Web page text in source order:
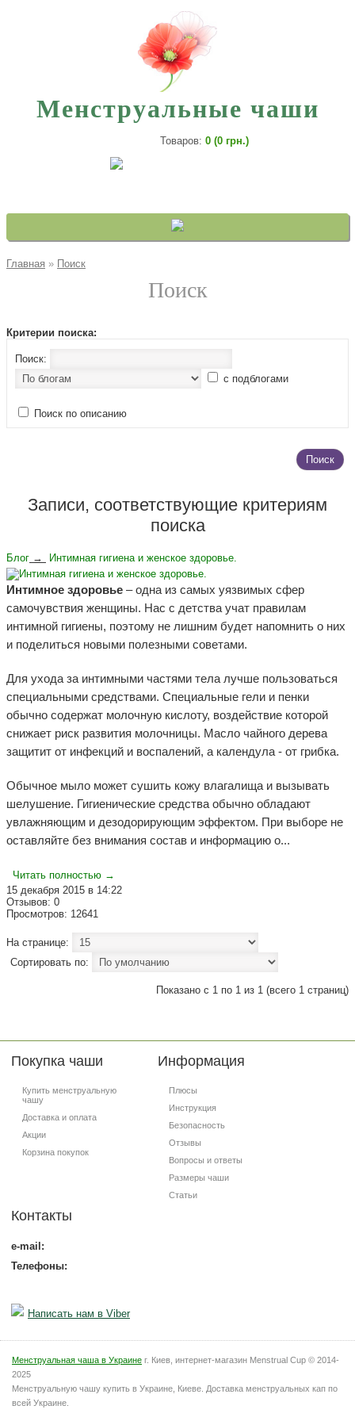
Менструальные чаши
Товаров: 0 (0 грн.)
Главная » Поиск
Поиск
Критерии поиска:
Поиск:
с подблогами
Поиск по описанию
Поиск
Записи, соответствующие критериям
поиска
Блог → Интимная гигиена и женское здоровье.
Интимное здоровье – одна из самых уязвимых сфер
самочувствия женщины. Нас с детства учат правилам
интимной гигиены, поэтому не лишним будет напомнить о них
и поделиться новыми полезными советами.
Для ухода за интимными частями тела лучше пользоваться
специальными средствами. Специальные гели и пенки
обычно содержат молочную кислоту, воздействие которой
снижает риск развития молочницы. Масло чайного дерева
защитит от инфекций и воспалений, а календула - от грибка.
Обычное мыло может сушить кожу влагалища и вызывать
шелушение. Гигиенические средства обычно обладают
увлажняющим и дезодорирующим эффектом. При выборе не
оставляйте без внимания состав и информацию о...
Читать полностью →
15 декабря 2015 в 14:22
Отзывов: 0
Просмотров: 12641
На странице:
Сортировать по:
Показано с 1 по 1 из 1 (всего 1 страниц)
Покупка чаши
Купить менструальную
чашу
Доставка и оплата
Акции
Корзина покупок
Информация
Плюсы
Инструкция
Безопасность
Отзывы
Вопросы и ответы
Размеры чаши
Статьи
Контакты
e-mail:
Телефоны:
Написать нам в Viber
Менструальная чаша в Украине г. Киев, интернет-магазин Menstrual Cup © 2014-
2025
Менструальную чашу купить в Украине, Киеве. Доставка менструальных кап по
всей Украине.